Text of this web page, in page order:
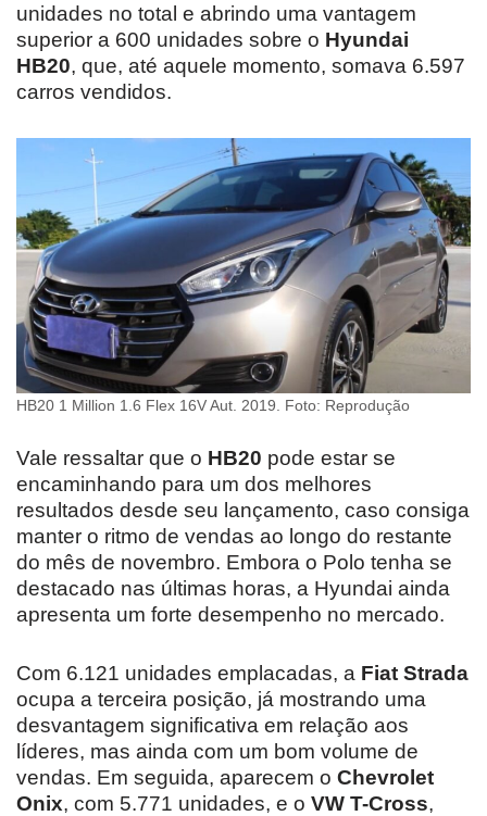
unidades no total e abrindo uma vantagem
superior a 600 unidades sobre o Hyundai
HB20, que, até aquele momento, somava 6.597
carros vendidos.
HB20 1 Million 1.6 Flex 16V Aut. 2019. Foto: Reprodução
Vale ressaltar que o HB20 pode estar se
encaminhando para um dos melhores
resultados desde seu lançamento, caso consiga
manter o ritmo de vendas ao longo do restante
do mês de novembro. Embora o Polo tenha se
destacado nas últimas horas, a Hyundai ainda
apresenta um forte desempenho no mercado.
Com 6.121 unidades emplacadas, a Fiat Strada
ocupa a terceira posição, já mostrando uma
desvantagem significativa em relação aos
líderes, mas ainda com um bom volume de
vendas. Em seguida, aparecem o Chevrolet
Onix, com 5.771 unidades, e o VW T-Cross,